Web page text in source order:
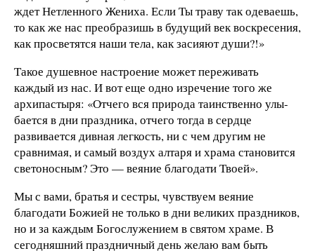
ждет Не­тленного Жениха. Если Ты траву так одеваешь,
то как же нас преобразишь в будущий век воскресения,
как про­светятся наши тела, как засияют души?!»
Такое душевное настроение может переживать
каждый из нас. И вот еще одно изречение того же
архипастыря: «Отчего вся природа таинственно улы­
бается в дни праздника, отчего тогда в сердце
развивается дивная легкость, ни с чем другим не
сравнимая, и са­мый воздух алтаря и храма становит­ся
светоносным? Это — веяние благо­дати Твоей».
Мы с вами, братья и сестры, чувст­вуем веяние
благодати Божией не только в дни великих праздников,
но и за каждым Богослужением в свя­том храме. В
сегодняшний празднич­ный день желаю вам быть